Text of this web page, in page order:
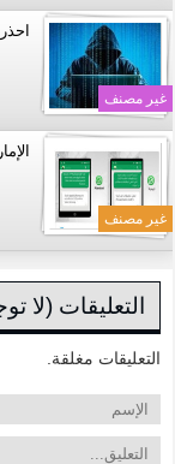
غير مصنف
غير مصنف
التعليقات (لا
التعليقات مغلقة.